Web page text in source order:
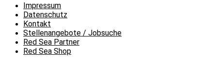
Impressum
Datenschutz
Kontakt
Stellenangebote / Jobsuche
Red Sea Partner
Red Sea Shop